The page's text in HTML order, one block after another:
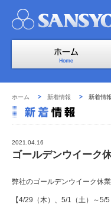
ホーム 新着情報 新着情
2021.04.16
ゴールデンウイーク
弊社のゴールデンウイーク休
【4/29（木）、5/1（土）～5/